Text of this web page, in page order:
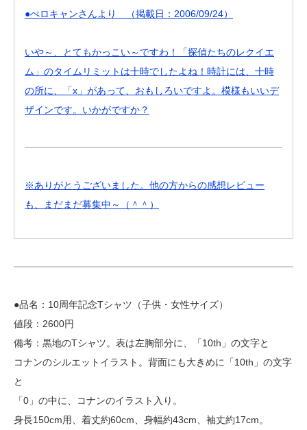
●ぺロキャンさんより （掲載日：2006/09/24）
いや～、とてもかっこい～ですわ！「探偵たちのレクイエ
ム」のタイムリミットは十時でしたよね！時計には、十時
の所に、「x」があって、おもしろいですよ。模様もいいデ
ザインです。いかがですか？
※ありがとうございました。他の方からの感想レビュー
も、まだまだ募集中～（＾＾）
●品名：10周年記念Tシャツ（子供・女性サイズ）
値段：2600円
備考：黒地のTシャツ。表は左胸部分に、「10th」の文字と
コナンのシルエットイラスト。背面にも大きめに「10th」の文字
と
「0」の中に、コナンのイラスト入り。
身長150cm用、着丈約60cm、身幅約43cm、袖丈約17cm。